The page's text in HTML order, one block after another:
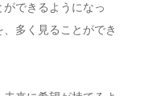
できるようになっ
多く見ることができ